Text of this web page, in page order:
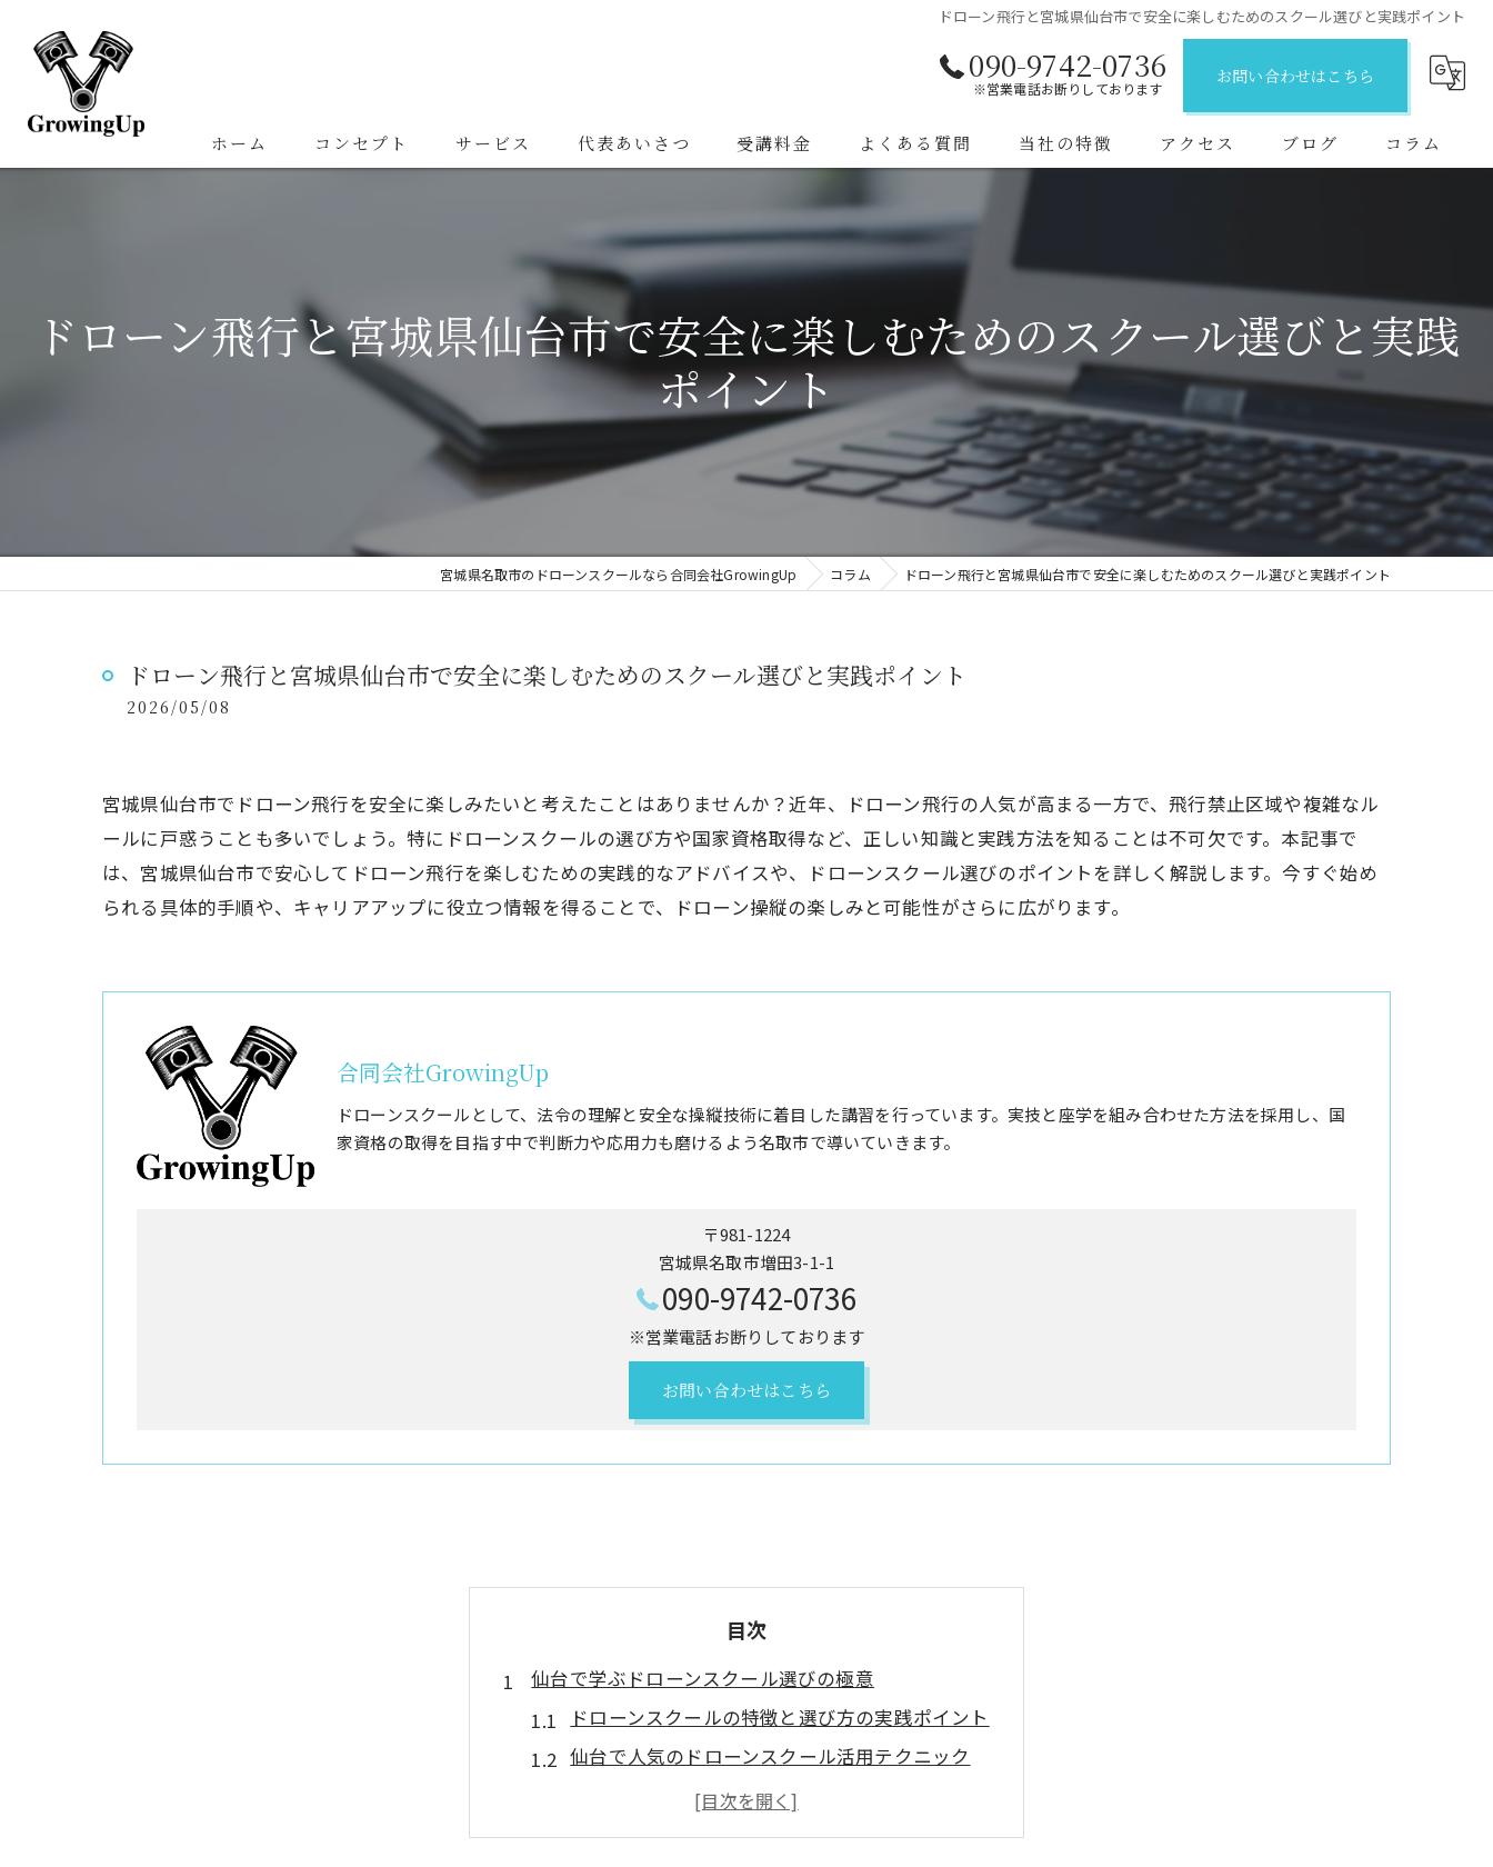
ドローン飛行と宮城県仙台市で安全に楽しむためのスクール選びと実践ポイント
090-9742-0736
※営業電話お断りしております
お問い合わせはこちら
ホーム コンセプト サービス 代表あいさつ 受講料金 よくある質問 当社の特徴
一等資格
企業向け
二等資格
短期間
アクセス ブログ コラム
ドローン飛行と宮城県仙台市で安全に楽しむためのスクール選びと実践
ポイント
宮城県名取市のドローンスクールなら合同会社GrowingUp コラム ドローン飛行と宮城県仙台市で安全に楽しむためのスクール選びと実践ポイント
ドローン飛行と宮城県仙台市で安全に楽しむためのスクール選びと実践ポイント
2026/05/08
宮城県仙台市でドローン飛行を安全に楽しみたいと考えたことはありませんか？近年、ドローン飛行の人気が高まる一方で、飛行禁止区域や複雑なル
ールに戸惑うことも多いでしょう。特にドローンスクールの選び方や国家資格取得など、正しい知識と実践方法を知ることは不可欠です。本記事で
は、宮城県仙台市で安心してドローン飛行を楽しむための実践的なアドバイスや、ドローンスクール選びのポイントを詳しく解説します。今すぐ始め
られる具体的手順や、キャリアアップに役立つ情報を得ることで、ドローン操縦の楽しみと可能性がさらに広がります。
合同会社GrowingUp
ドローンスクールとして、法令の理解と安全な操縦技術に着目した講習を行っています。実技と座学を組み合わせた方法を採用し、国
家資格の取得を目指す中で判断力や応用力も磨けるよう名取市で導いていきます。
〒981-1224
宮城県名取市増田3-1-1
090-9742-0736
※営業電話お断りしております
お問い合わせはこちら
目次
仙台で学ぶドローンスクール選びの極意
ドローンスクールの特徴と選び方の実践ポイント
仙台で人気のドローンスクール活用テクニック
宮城県で最適なドローンスクールを探すコツ
ドローンスクールと国家資格取得の関係性